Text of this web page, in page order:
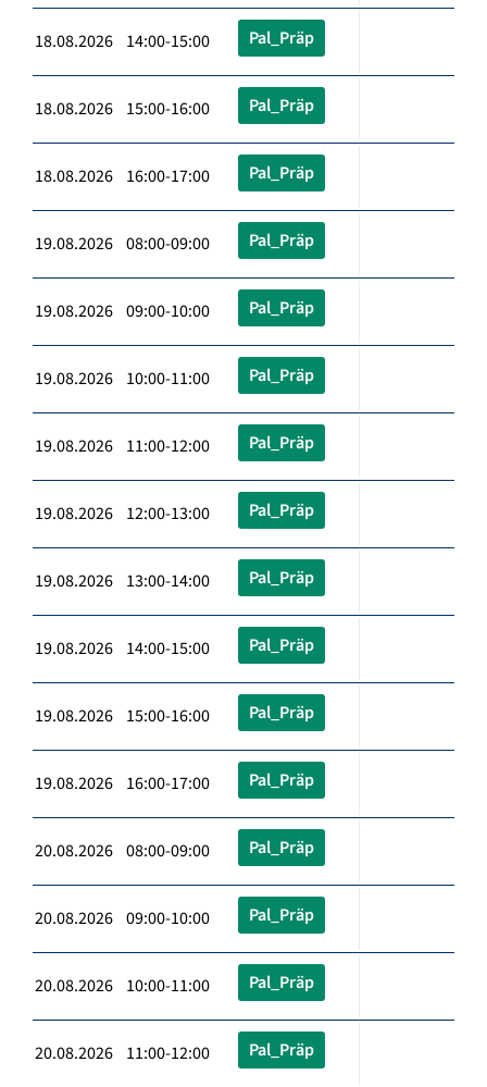
18.08.2026 14:00-15:00 Pal_Präp
18.08.2026 15:00-16:00 Pal_Präp
18.08.2026 16:00-17:00 Pal_Präp
19.08.2026 08:00-09:00 Pal_Präp
19.08.2026 09:00-10:00 Pal_Präp
19.08.2026 10:00-11:00 Pal_Präp
19.08.2026 11:00-12:00 Pal_Präp
19.08.2026 12:00-13:00 Pal_Präp
19.08.2026 13:00-14:00 Pal_Präp
19.08.2026 14:00-15:00 Pal_Präp
19.08.2026 15:00-16:00 Pal_Präp
19.08.2026 16:00-17:00 Pal_Präp
20.08.2026 08:00-09:00 Pal_Präp
20.08.2026 09:00-10:00 Pal_Präp
20.08.2026 10:00-11:00 Pal_Präp
20.08.2026 11:00-12:00 Pal_Präp